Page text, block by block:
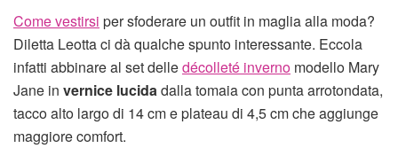
Come vestirsi per sfoderare un outfit in maglia alla moda?
Diletta Leotta ci dà qualche spunto interessante. Eccola
infatti abbinare al set delledécolleté inverno modello Mary
Jane in vernice lucidadalla tomaia con punta arrotondata,
tacco alto largo di 14 cm e plateau di 4,5 cm che aggiunge
maggiore comfort.